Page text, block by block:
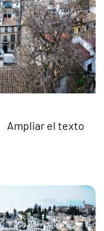
Ampliar el texto